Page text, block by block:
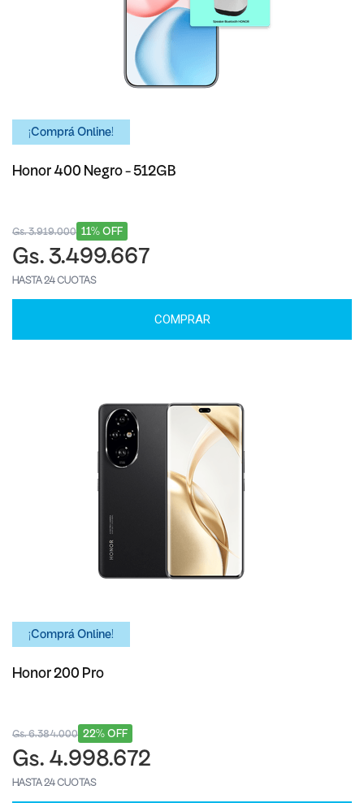
¡Comprá Online!
Honor 400 Negro - 512GB
11% OFF
Gs. 3.919.000
Gs. 3.499.667
HASTA 24 CUOTAS
COMPRAR
¡Comprá Online!
Honor 200 Pro
22% OFF
Gs. 6.384.000
Gs. 4.998.672
HASTA 24 CUOTAS